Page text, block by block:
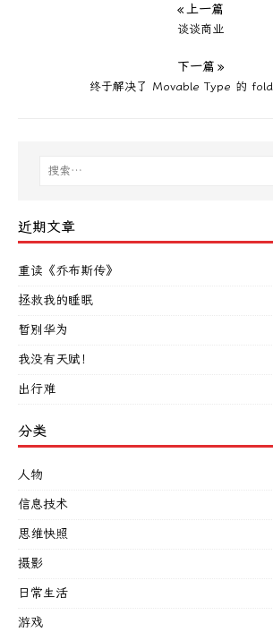
« 上一篇
谈谈商业
下一篇 »
终于解决了 Movable Type 的
近期文章
重读《乔布斯传》
拯救我的睡眠
暂别华为
我没有天赋！
出行难
分类
人物
信息技术
思维快照
摄影
日常生活
游戏